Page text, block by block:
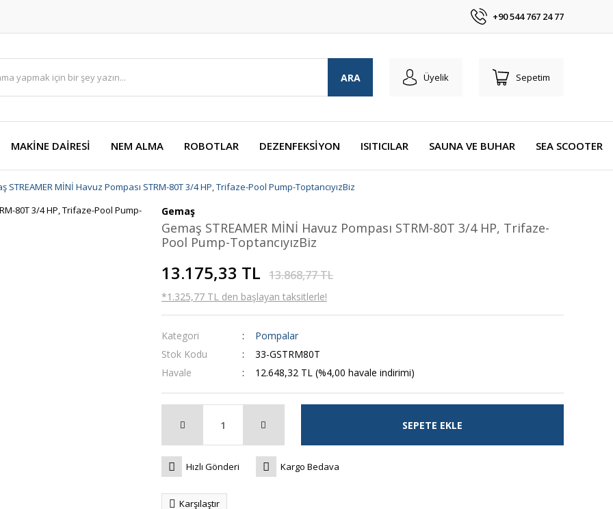
+90 544 767 24 77
ARA Üyelik Sepetim
MAKİNE DAİRESİ NEM ALMA ROBOTLAR DEZENFEKSİYON ISITICILAR SAUNA VE BUHAR SEA SCOOTER
STREAMER MİNİ Havuz Pompası STRM-80T 3/4 HP, Trifaze-Pool Pump-ToptancıyızBiz
Gemaş
Gemaş STREAMER MİNİ Havuz Pompası STRM-80T 3/4 HP, Trifaze-
Pool Pump-ToptancıyızBiz
13.175,33 TL 13.868,77 TL
*1.325,77 TL den başlayan taksitlerle!
Kategori
Pompalar
Stok Kodu
33-GSTRM80T
Havale
12.648,32 TL (%4,00 havale indirimi)
SEPETE EKLE
Hızlı Gönderi Kargo Bedava
Karşılaştır